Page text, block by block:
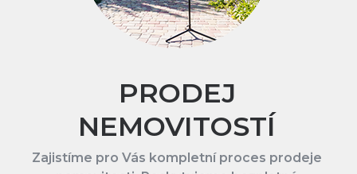
PRODEJ
NEMOVITOSTÍ
Zajistíme pro Vás kompletní proces prodeje